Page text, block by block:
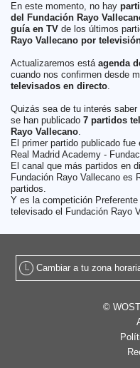
En este momento, no hay
del Fundación Rayo
guía en TV de los últimos
Rayo Vallecano por
Actualizaremos está agenda
cuando nos confirmen desde
televisados en directo.
Quizás sea de tu interés
se han publicado 7 partidos
Rayo Vallecano.
El primer partido publicado
Real Madrid Academy -
El canal que más partidos en
Fundación Rayo Vallecano es
partidos.
Y es la competición
televisado el Fundación Rayo
Cambiar a tu zona
©